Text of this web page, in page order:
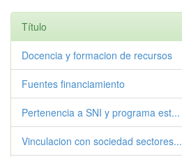
Título
Docencia y formacion de recursos
Fuentes financiamiento
Pertenencia a SNI y programa est...
Vinculacion con sociedad sectores...